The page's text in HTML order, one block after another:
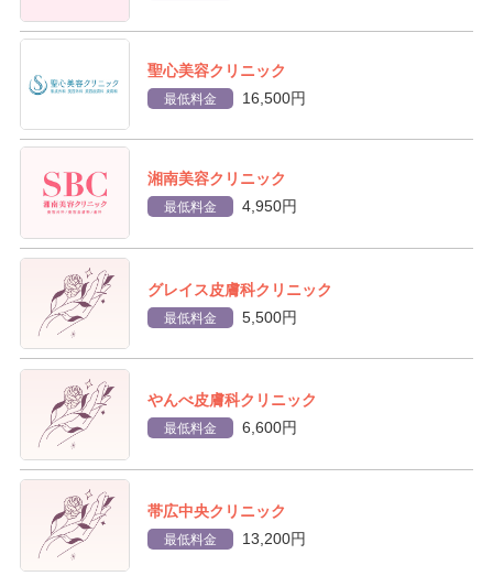
聖心美容クリニック
最低料金 16,500円
湘南美容クリニック
最低料金 4,950円
グレイス皮膚科クリニック
最低料金 5,500円
やんべ皮膚科クリニック
最低料金 6,600円
帯広中央クリニック
最低料金 13,200円